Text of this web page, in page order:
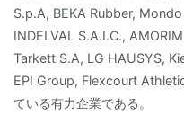
S.p.A, BEKA Rubber,
INDELVAL S.A.I.C.,
Tarkett S.A, LG HAUSYS,
EPI Group, Flexcourt
ている有力企業である。